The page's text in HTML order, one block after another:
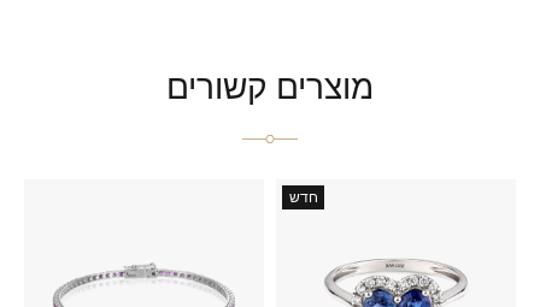
מוצרים קשורים
חדש